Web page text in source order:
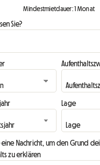
Mindestmietdauer: 1 Monat
Sie?
Lage
eine Nachricht, um den Grund
zu erklären